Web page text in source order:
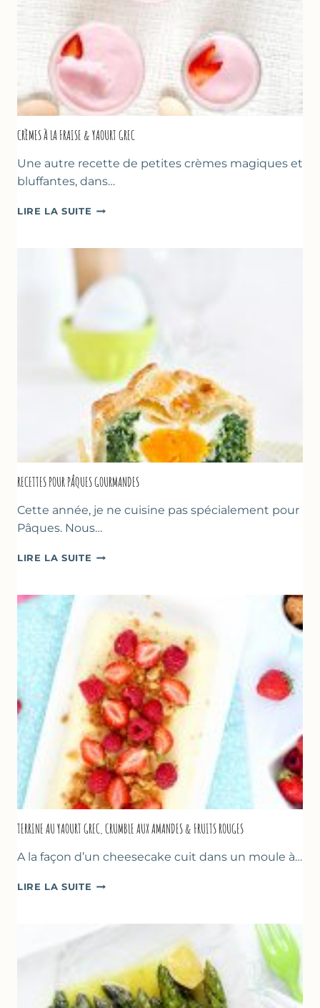
CRÈMES À LA FRAISE & YAOURT GREC
Une autre recette de petites crèmes magiques et
bluffantes, dans…
LIRE LA SUITE CRÈMES
FRAISE
YAOURT
GREC
RECETTES POUR PÂQUES GOURMANDES
Cette année, je ne cuisine pas spécialement pour
Pâques. Nous…
LIRE LA SUITE RECETTES
GOURMANDES
TERRINE AU YAOURT GREC, CRUMBLE AUX AMANDES & FRUITS ROUGES
A la façon d’un cheesecake cuit dans un moule à…
LIRE LA SUITE TERRINE
GREC,
AMANDES
&
FRUITS